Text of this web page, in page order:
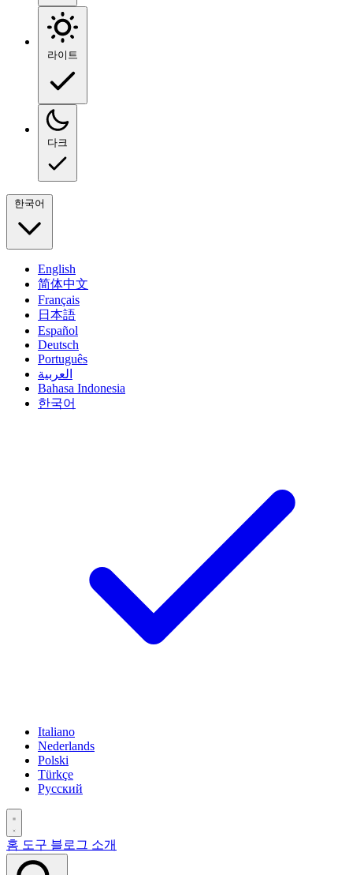
라이트
다크
한국어
English
简体中文
Français
日本語
Español
Deutsch
Português
العربية
Bahasa Indonesia
한국어
Italiano
Nederlands
Polski
Türkçe
Русский
홈 도구 블로그 소개